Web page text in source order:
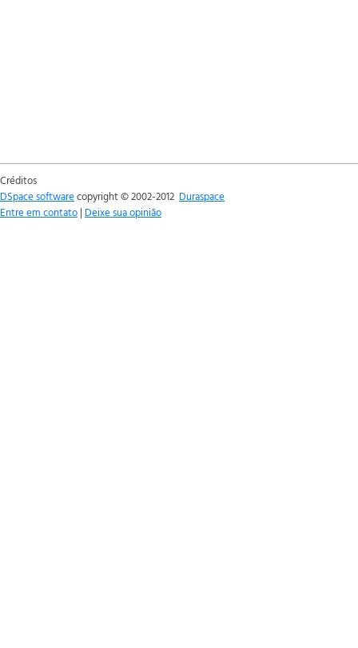
Créditos
DSpace softwarecopyright © 2002-2012 Duraspace
Entre em contato | Deixe sua opinião